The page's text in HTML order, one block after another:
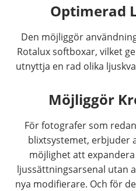
Optimerad
Den möjliggör
Rotalux softboxar, vilket
utnyttja en rad olika
Möjliggör
För fotografer som
blixtsystemet, erbjuder
möjlighet att
ljussättningsarsenal utan
nya modifierare. Och för